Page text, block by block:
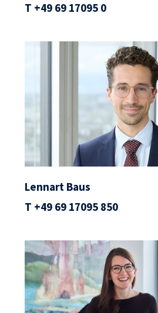
T +49 69 17095 0
Lennart Baus
T +49 69 17095 850